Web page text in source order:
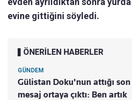
evine gittiğini söyledi.
ÖNERİLEN HABERLER
GÜNDEM
Gülistan Doku'nun attığı son
mesaj ortaya çıktı: Ben artık